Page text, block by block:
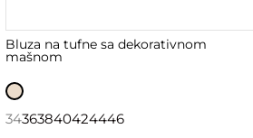
Bluza na tufne sa dekorativnom
mašnom
34363840424446